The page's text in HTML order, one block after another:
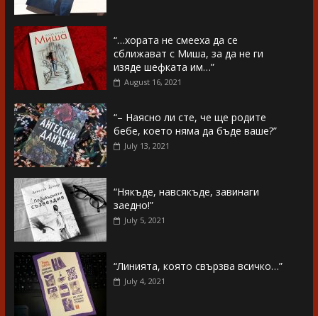
“…хората не смееха да се
сближават с Миша, за да не ги
изяде шефката им…”
August 16, 2021
“– Наясно ли сте, че ще родите
бебе, което няма да бъде ваше?”
July 13, 2021
“Някъде, навсякъде, завинаги
заедно!”
July 5, 2021
“Линията, която свързва всичко…”
July 4, 2021